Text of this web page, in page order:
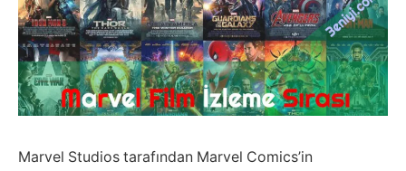
Marvel Studios tarafından Marvel Comics’in